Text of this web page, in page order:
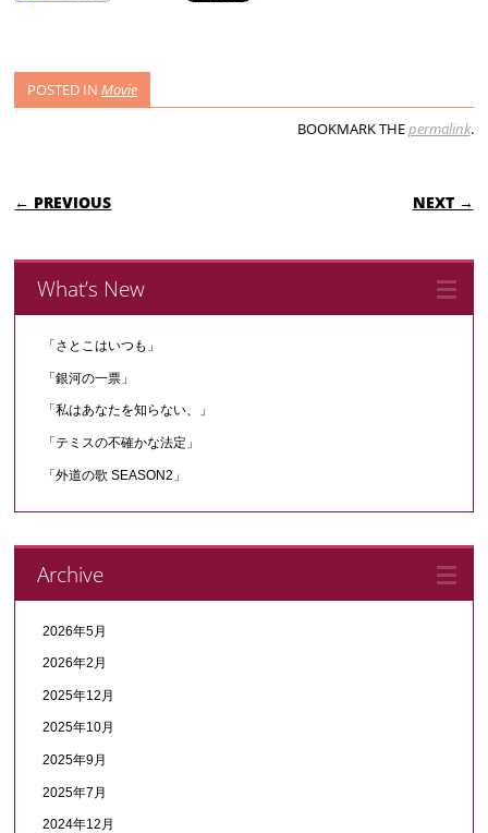
POSTED INMovie
BOOKMARK THEpermalink.
POST NAVIGATION
← PREVIOUS NEXT →
What’s New
「さとこはいつも」
「銀河の一票」
「私はあなたを知らない、」
「テミスの不確かな法定」
「外道の歌 SEASON2」
Archive
2026年5月
2026年2月
2025年12月
2025年10月
2025年9月
2025年7月
2024年12月